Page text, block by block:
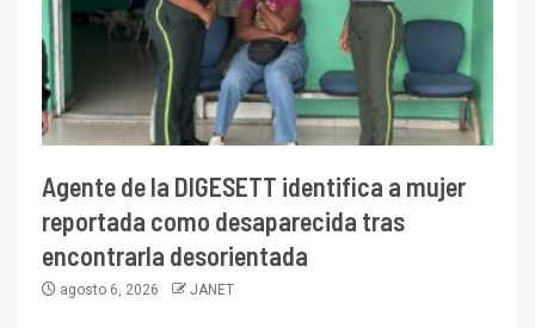
Agente de la DIGESETT identifica a mujer
reportada como desaparecida tras
encontrarla desorientada
agosto 6, 2026 JANET